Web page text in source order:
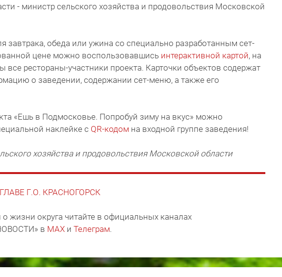
- министр сельского хозяйства и продовольствия Московской
завтрака, обеда или ужина со специально разработанным сет-
цене можно воспользовавшись интерактивной картой, на
все рестораны-участники проекта. Карточки объектов содержат
о заведении, содержании сет-меню, а также его
«Ешь в Подмосковье. Попробуй зиму на вкус» можно
наклейке с QR-кодом на входной группе заведения!
хозяйства и продовольствия Московской области
Г.О. КРАСНОГОРСК
жизни округа читайте в официальных каналах
в MAX и Телеграм.